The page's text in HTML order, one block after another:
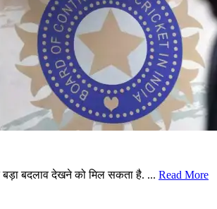
बदलाव देखने को मिल सकता है. ... Read More